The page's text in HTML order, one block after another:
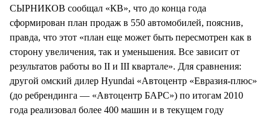
СЫРНИКОВ сообщал «КВ», что до конца года
сформирован план продаж в 550 автомобилей, пояснив,
правда, что этот «план еще может быть пересмотрен как в
сторону увеличения, так и уменьшения. Все зависит от
результатов работы во II и III квартале». Для сравнения:
другой омский дилер Hyundai «Автоцентр «Евразия-плюс»
(до ребрендинга — «Автоцентр БАРС») по итогам 2010
года реализовал более 400 машин и в текущем году